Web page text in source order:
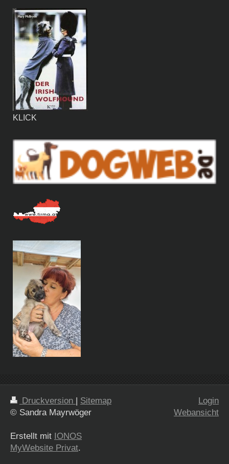
KLICK
Druckversion
Sitemap
© Sandra Mayrwöger
Erstellt mit IONOS
MyWebsite Privat.
Login
Webansicht